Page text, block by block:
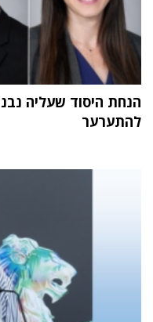
הנחת היסוד שעליה
להתערער